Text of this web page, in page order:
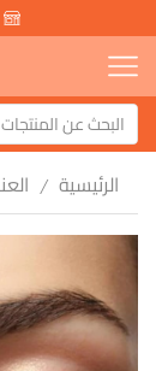
الرئيسية /